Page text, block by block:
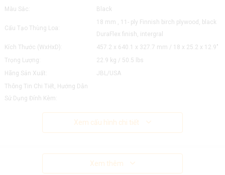
Màu Sắc:
Black
Cấu Tạo Thùng Loa:
18 mm , 11- ply Finnish birch plywood, black
DuraFlex finish, intergral
Kích Thước (WxHxD):
457.2 x 640.1 x 327.7 mm / 18 x 25.2 x 12.9"
Trọng Lượng:
22.9 kg / 50.5 lbs
Hãng Sản Xuất:
JBL/USA
Thông Tin Chi Tiết, Hướng Dẫn
Sử Dụng Đính Kèm:
Xem cấu hình chi tiết
Xem thêm